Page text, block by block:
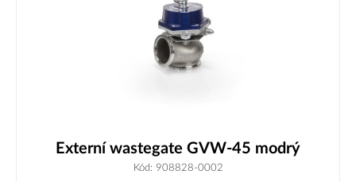
Externí wastegate GVW-45 modrý
Kód: 908828-0002